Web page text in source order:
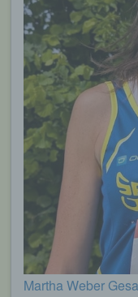
Martha Weber